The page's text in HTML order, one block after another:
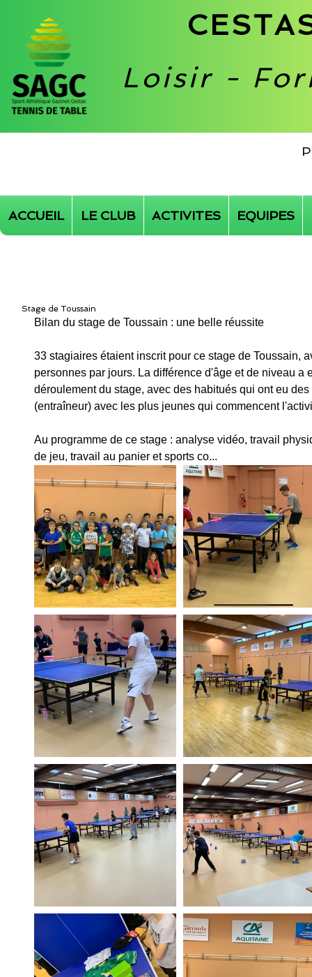
Loisir -
ACCUEIL LE CLUB ACTIVITES EQUIPES
Stage de Toussain
Bilan du stage de Toussain : une belle réussite
33 stagiaires étaient inscrit pour ce stage de Toussain,
personnes par jours. La différence d'âge et de niveau a
déroulement du stage, avec des habitués qui ont eu
(entraîneur) avec les plus jeunes qui commencent
Au programme de ce stage : analyse vidéo, travail
de jeu, travail au panier et sports co...